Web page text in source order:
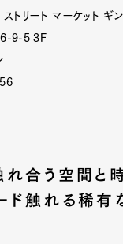
トリート マーケット ギ
6-9-5 3F
れ合う空間と時
ド触れる稀有